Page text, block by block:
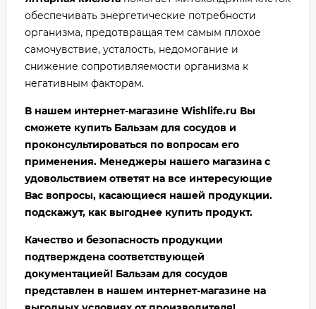
обеспечивать энергетические потребности
организма, предотвращая тем самым плохое
самочувствие, усталость, недомогание и
снижение сопротивляемости организма к
негативным факторам.
В нашем интернет-магазине Wishlife.ru Вы
сможете купить Бальзам для сосудов и
проконсультироваться по вопросам его
применения. Менеджеры нашего магазина с
удовольствием ответят на все интересующие
Вас вопросы, касающиеся нашей продукции.
подскажут, как выгоднее купить продукт.
Качество и безопасность продукции
подтверждена соответствующей
документацией! Бальзам для сосудов
представлен в нашем интернет-магазине на